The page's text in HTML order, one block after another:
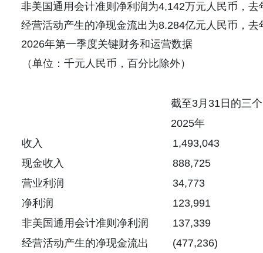
非美国通用会计准则净利润为4,142万元人民币，
经营活动产生的净现金流出为8.284亿元人民币，
2026年第一季度关键财务和运营数据
（单位：千元人民币，百分比除外）
截至3月31日的三
2025年
收入
1,493,043
现金收入
888,725
营业利润
34,773
净利润
123,991
非美国通用会计准则净利润
137,339
经营活动产生的净现金流出
(477,236)